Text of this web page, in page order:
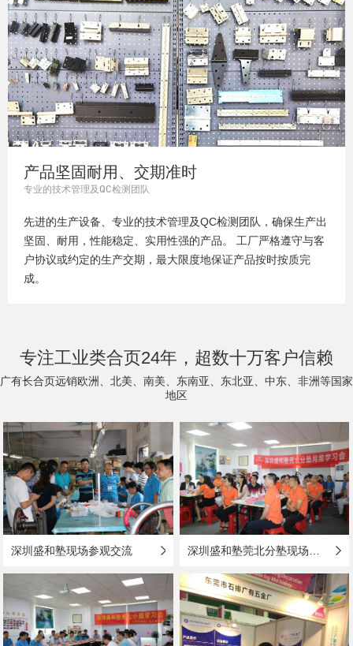
产品坚固耐用、交期准时
专业的技术管理及QC检测团队
先进的生产设备、专业的技术管理及QC检测团队，确保生产出
坚固、耐用，性能稳定、实用性强的产品。 工厂严格遵守与客
户协议或约定的生产交期，最大限度地保证产品按时按质完
成。
专注工业类合页24年，超数十万客户信赖
广有长合页远销欧洲、北美、南美、东南亚、东北亚、中东、非洲等国家
地区
深圳盛和塾现场参观交流 深圳盛和塾莞北分塾现场参观与学习